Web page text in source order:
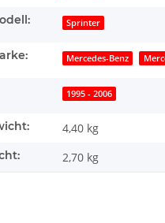
Sprinter
Mercedes-Benz
1995 - 2006
4,40 kg
2,70 kg